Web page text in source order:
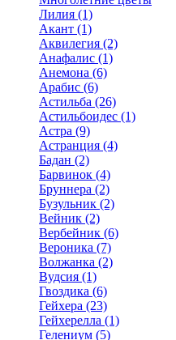
Лилия (1)
Акант (1)
Аквилегия (2)
Анафалис (1)
Анемона (6)
Арабис (6)
Астильба (26)
Астильбоидес (1)
Астра (9)
Астранция (4)
Бадан (2)
Барвинок (4)
Бруннера (2)
Бузульник (2)
Вейник (2)
Вербейник (6)
Вероника (7)
Волжанка (2)
Вудсия (1)
Гвоздика (6)
Гейхера (23)
Гейхерелла (1)
Гелениум (5)